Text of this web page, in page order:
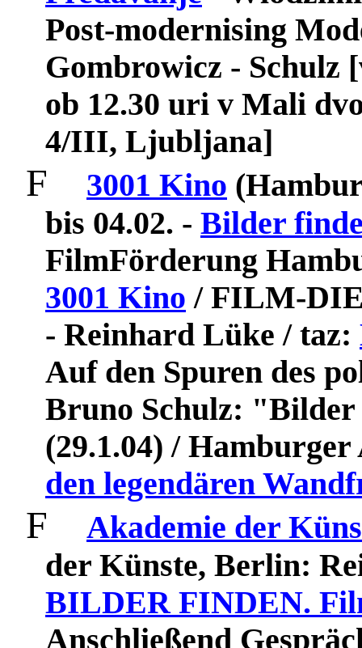
Post-modernising
Gombrowicz - Schulz
ob 12.30 uri v Mali
4/III, Ljubljana]
F 3001 Kino
bis 04.02. - Bilder
FilmFörderung
3001 Kino / FILM-
- Reinhard Lüke / taz:
Auf den Spuren des
Bruno Schulz: "Bilder
(29.1.04) /
den legendären
F
Akademie der
der Künste, Berlin:
BILDER FINDEN.
Anschließend